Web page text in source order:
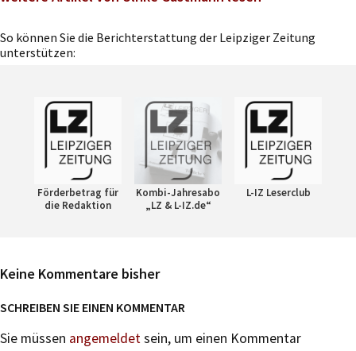
So können Sie die Berichterstattung der Leipziger Zeitung
unterstützen:
Förderbetrag für
die Redaktion
Kombi-Jahresabo
„LZ & L-IZ.de“
L-IZ Leserclub
Keine Kommentare bisher
SCHREIBEN SIE EINEN KOMMENTAR
Sie müssen angemeldetsein, um einen Kommentar